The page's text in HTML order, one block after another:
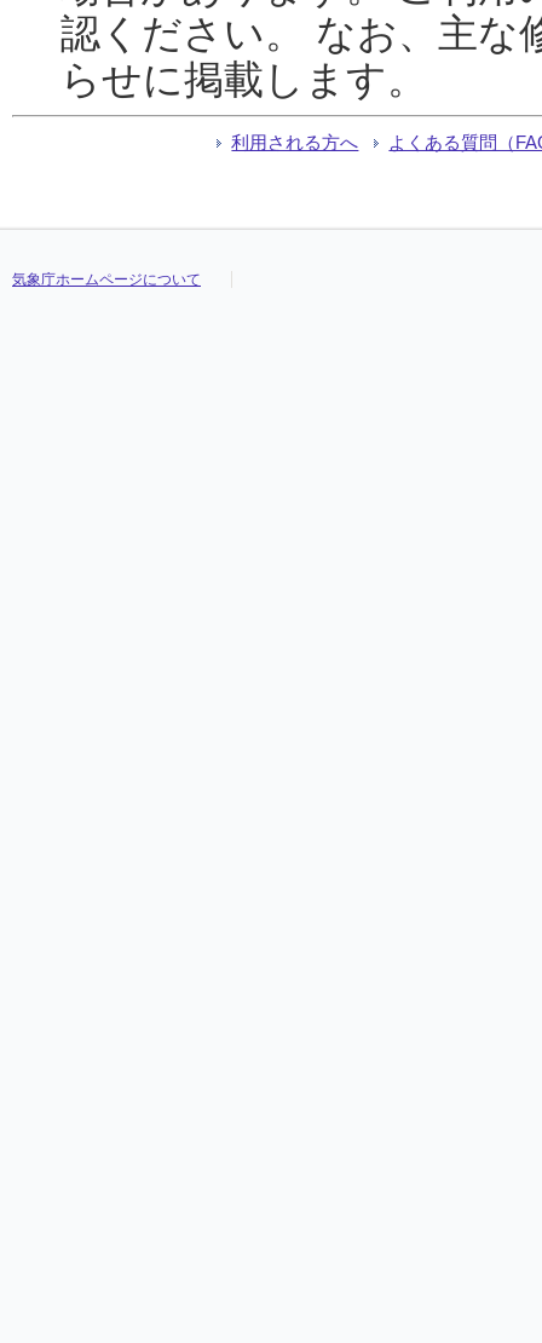
認ください。 なお、主な
らせに掲載します。
利用される方へ よくある質問（
気象庁ホームページについて